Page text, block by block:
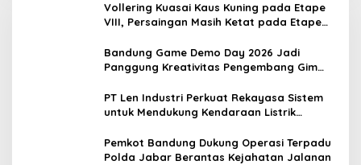
Vollering Kuasai Kaus Kuning pada Etape
VIII, Persaingan Masih Ketat pada Etape
Bandung Game Demo Day 2026 Jadi
Panggung Kreativitas Pengembang Gim
PT Len Industri Perkuat Rekayasa Sistem
untuk Mendukung Kendaraan Listrik
Pemkot Bandung Dukung Operasi Terpadu
Polda Jabar Berantas Kejahatan Jalanan